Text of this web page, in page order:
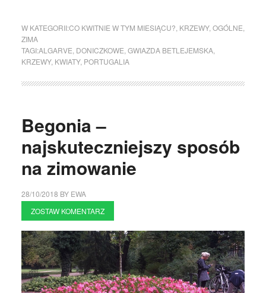
W KATEGORII:CO KWITNIE W TYM MIESIĄCU?, KRZEWY,OGÓLNE,
ZIMA
TAGI:ALGARVE, DONICZKOWE,GWIAZDA BETLEJEMSKA,
KRZEWY, KWIATY, PORTUGALIA
Begonia –
najskuteczniejszy sposób
na zimowanie
28/10/2018 BY EWA
ZOSTAW KOMENTARZ